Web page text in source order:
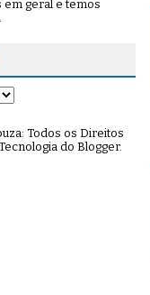
em geral e temos
Todos os Direitos
do Blogger.